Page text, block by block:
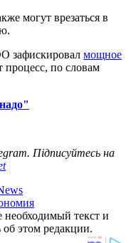
могут врезаться в
зафискировал мощное
процесс, по словам
Підписуйтесь на
текст и
этом редакции.